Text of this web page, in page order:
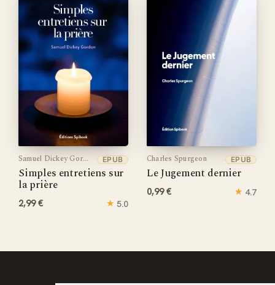
Samuel Dickey Gordon
Simples entretiens sur
la prière
EPUB
2,99 € ★ 5.0
Charles Spurgeon
Le Jugement dernier
EPUB
0,99 € ★ 4.7